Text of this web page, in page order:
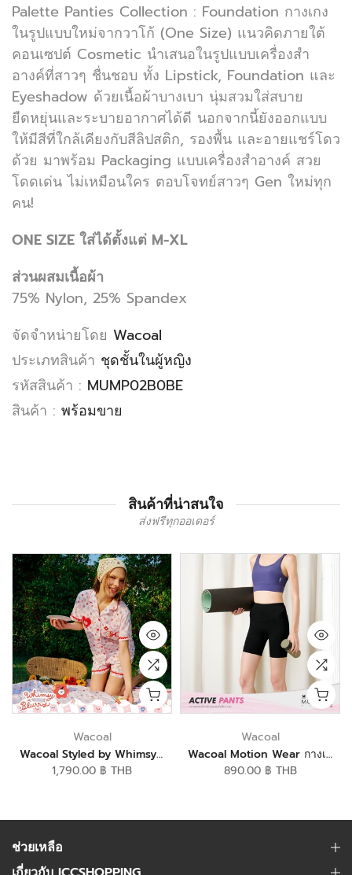
Palette Panties Collection : Foundation กางเกง
ในรูปแบบใหม่จากวาโก้ (One Size) แนวคิดภายใต้
คอนเซปต์ Cosmetic นำเสนอในรูปแบบเครื่องสำ
อางค์ที่สาวๆ ชื่นชอบ ทั้ง Lipstick, Foundation และ
Eyeshadow ด้วยเนื้อผ้าบางเบา นุ่มสวมใส่สบาย
ยืดหยุ่นและระบายอากาศได้ดี นอกจากนี้ยังออกแบบ
ให้มีสีที่ใกล้เคียงกับสีลิปสติก, รองพื้น และอายแชร์โดว
ด้วย มาพร้อม Packaging แบบเครื่องสำอางค์ สวย
โดดเด่น ไม่เหมือนใคร ตอบโจทย์สาวๆ Gen ใหม่ทุก
คน!
ONE SIZE ใส่ได้ตั้งแต่ M-XL
ส่วนผสมเนื้อผ้า
75% Nylon, 25% Spandex
จัดจำหน่ายโดย Wacoal
ประเภทสินค้า ชุดชั้นในผู้หญิง
รหัสสินค้า : MUMP02B0BE
สินค้า : พร้อมขาย
สินค้าที่น่าสนใจ
ส่งฟรีทุกออเดอร์
Wacoal
Wacoal Styled by Whimsy Blurry ชุดนอนกันโป๊แขนสั้น ขาสั้น รุ่น WN9D14
1,790.00 ฿ THB
Wacoal
Wacoal Motion Wear กางเกงออกกำลังกายขาสั้น รุ่น WR7129
890.00 ฿ THB
ช่วยเหลือ